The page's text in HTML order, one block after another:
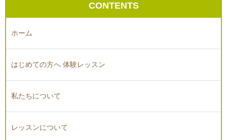
CONTENTS
ホーム
はじめての方へ 体験レッスン
私たちについて
レッスンについて